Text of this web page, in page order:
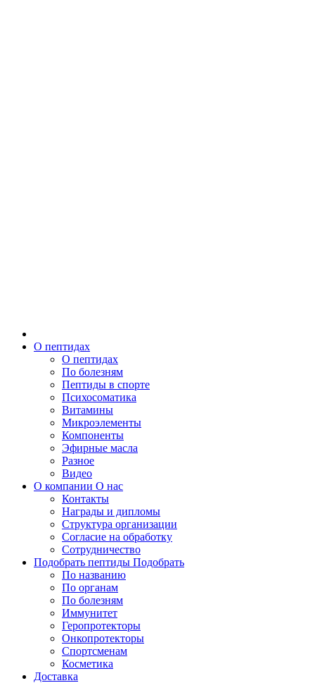
О пептидах
О пептидах
По болезням
Пептиды в спорте
Психосоматика
Витамины
Микроэлементы
Компоненты
Эфирные масла
Разное
Видео
О компании О нас
Контакты
Награды и дипломы
Структура организации
Согласие на обработку
Сотрудничество
Подобрать пептиды Подобрать
По названию
По органам
По болезням
Иммунитет
Геропротекторы
Онкопротекторы
Спортсменам
Косметика
Доставка